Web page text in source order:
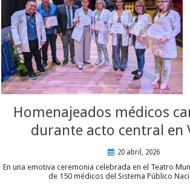
Homenajeados médicos
durante acto central en
20 abril, 2026
En una emotiva ceremonia celebrada en el Teatro
de 150 médicos del Sistema Público